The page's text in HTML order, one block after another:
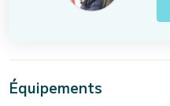
Équipements